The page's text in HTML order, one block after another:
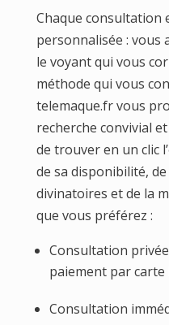
Chaque consultation
personnalisée : vous
le voyant qui vous
méthode qui vous
telemaque.fr vous
recherche convivial
de trouver en un clic
de sa disponibilité,
divinatoires et de la
que vous préférez :
Consultation
paiement par carte
Consultation